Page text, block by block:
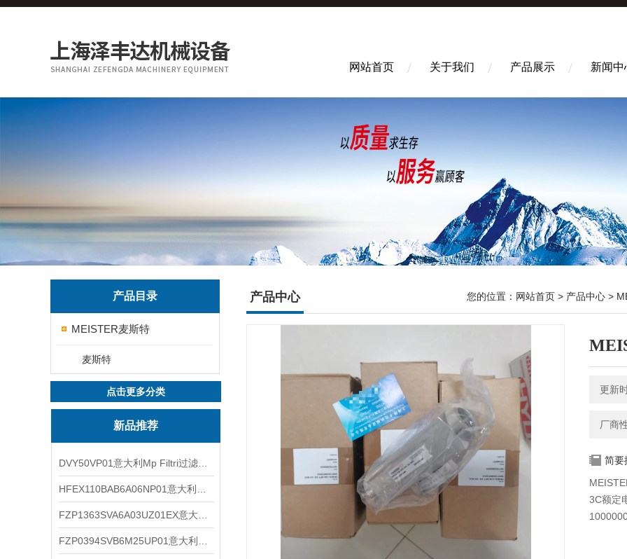
网站首页 关于我们 产品展示 新闻中
产品目录
MEISTER麦斯特
麦斯特
点击更多分类
新品推荐
产品中心 您的位置： 网站首页 > 产品中心 >
更新
厂商
简要
3C额定